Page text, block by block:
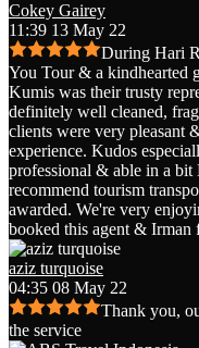
Cokey Gairey
11:39 13 May 22
During Hari
You Tour & a kindhearted
Kumis was their trusty
definitely well cleaned,
clients were very pleasant
experience. Kudos
professional & able in a
recommend tourism
awarded. We're very
booked this agent & Irman
aziz turquoise
04:35 08 May 22
Thank you,
the service